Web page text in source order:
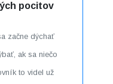
pocitov
začne dýchať
ak sa niečo
to videl už